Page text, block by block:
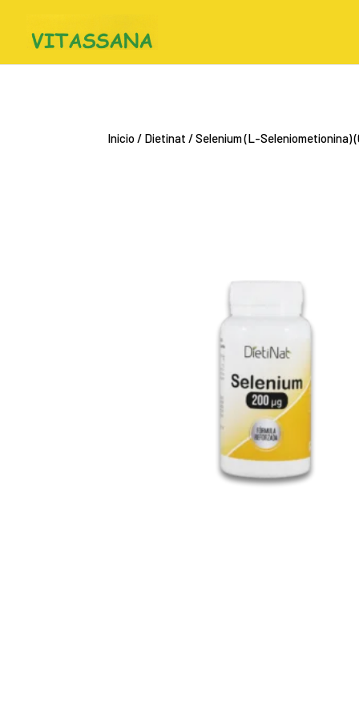
Inicio/ Dietinat / Selenium (L-Seleniometionina)